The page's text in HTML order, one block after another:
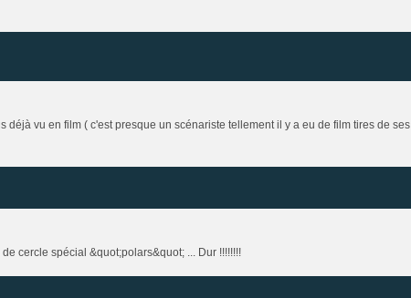
déjà vu en film ( c'est presque un scénariste tellement il y a eu de film tires de ses
cercle spécial &quot;polars&quot; ... Dur !!!!!!!!